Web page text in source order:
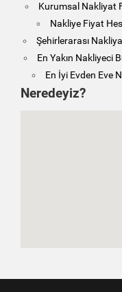
Kurumsal Nakliyat
Nakliye Fiyat
Şehirlerarası
En Yakın Nakliyeci
En İyi Evden Eve
Neredeyiz?